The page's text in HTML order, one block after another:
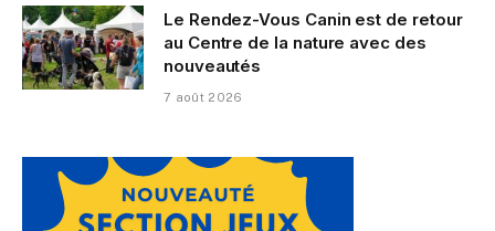
Le Rendez-Vous Canin est de retour
au Centre de la nature avec des
nouveautés
7 août 2026